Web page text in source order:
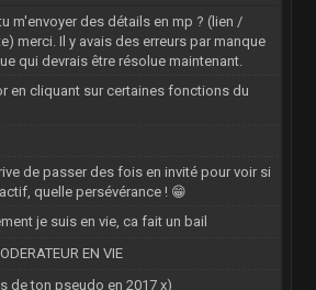
m'envoyer des détails en mp ? (lien /
merci. Il y avais des erreurs par manque
qui devrais être résolue maintenant.
en cliquant sur certaines fonctions du
de passer des fois en invité pour voir si
quelle persévérance ! 😁
je suis en vie, ca fait un bail
EN VIE
de ton pseudo en 2017 x)